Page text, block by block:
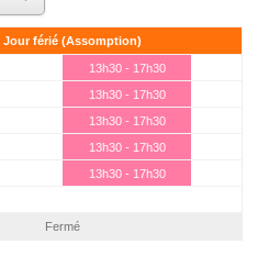
Jour férié (Assomption)
13h30 - 17h30
13h30 - 17h30
13h30 - 17h30
13h30 - 17h30
13h30 - 17h30
Fermé